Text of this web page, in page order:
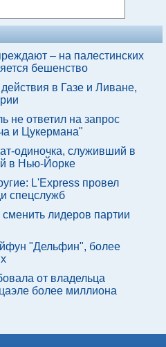
– на палестинских
бешенство
в Газе и Ливане,
не ответил на запрос
и Цукермана"
одиночка, служивший в
в Нью-Йорке
L'Express провел
спецслужб
лидеров партии
"Дельфин", более
от владельца
более миллиона